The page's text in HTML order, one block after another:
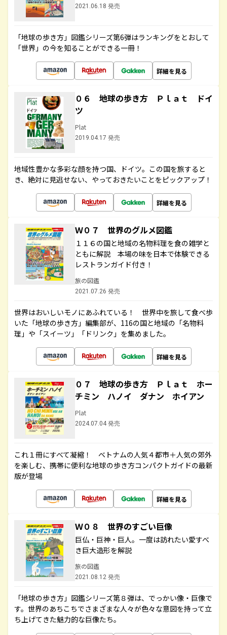
2021.06.18 発売
「地球の歩き方」図鑑シリーズ第6弾はランキングをとおして
「世界」の今を知ることができる一冊！
詳細を見る
０６ 地球の歩き方 Ｐｌａｔ ドイ
ツ
Plat
2019.04.17 発売
地域性豊かな多彩な顔を持つ国、ドイツ。この国を旅すると
き、絶対に見逃せない、やっておきたいことをピックアップ！
詳細を見る
Ｗ０７ 世界のグルメ図鑑
１１６の国と地域の名物料理を食の雑学と
ともに解説 本場の味を日本で体験できる
レストランガイド付き！
旅の図鑑
2021.07.26 発売
世界はおいしいモノにあふれている！ 世界中を旅して食べ歩
いた「地球の歩き方」編集部が、116の国と地域の「名物料
理」や「スイーツ」「ドリンク」を集めました。
詳細を見る
０７ 地球の歩き方 Ｐｌａｔ ホー
チミン ハノイ ダナン ホイアン
Plat
2024.07.04 発売
これ１冊にすべて凝縮！ ベトナムの人気４都市＋人気の郊外
を楽しむ、携帯に便利な地球の歩き方コンパクトガイドの最新
版が登場
詳細を見る
Ｗ０８ 世界のすごい巨像
巨仏・巨神・巨人。一度は訪れたい愛すべ
き巨大造形を解説
旅の図鑑
2021.08.12 発売
「地球の歩き方」図鑑シリーズ第８弾は、でっかい像・巨像で
す。世界のあちこちでさまざまな人々が色々な意図を持って立
ち上げてきた魅力的な巨像たち。